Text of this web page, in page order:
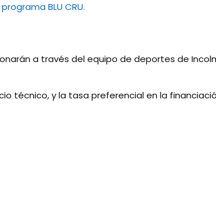
programa BLU CRU.
a través del equipo de deportes de
técnico, y la tasa preferencial en la